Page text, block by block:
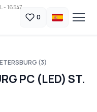
- 16547
0
(3)
PC (LED) ST.